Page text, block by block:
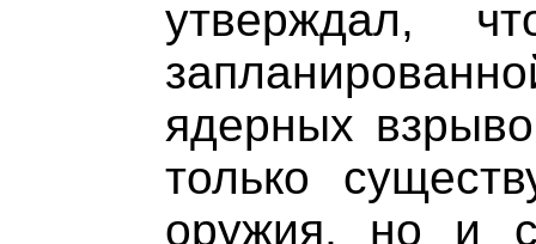
утверждал,
ядерных
только
оружия, но и